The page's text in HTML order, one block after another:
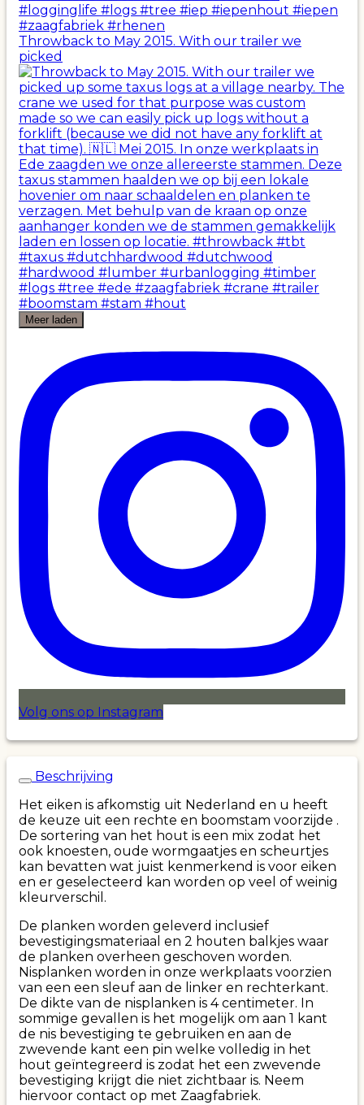
Throwback to May 2015. With our trailer we
picked
Meer laden
Volg ons op Instagram
Beschrijving
Het eiken is afkomstig uit Nederland en u heeft
de keuze uit een rechte en boomstam voorzijde .
De sortering van het hout is een mix zodat het
ook knoesten, oude wormgaatjes en scheurtjes
kan bevatten wat juist kenmerkend is voor eiken
en er geselecteerd kan worden op veel of weinig
kleurverschil.
De planken worden geleverd inclusief
bevestigingsmateriaal en 2 houten balkjes waar
de planken overheen geschoven worden.
Nisplanken worden in onze werkplaats voorzien
van een een sleuf aan de linker en rechterkant.
De dikte van de nisplanken is 4 centimeter. In
sommige gevallen is het mogelijk om aan 1 kant
de nis bevestiging te gebruiken en aan de
zwevende kant een pin welke volledig in het
hout geïntegreerd is zodat het een zwevende
bevestiging krijgt die niet zichtbaar is. Neem
hiervoor contact op met Zaagfabriek.